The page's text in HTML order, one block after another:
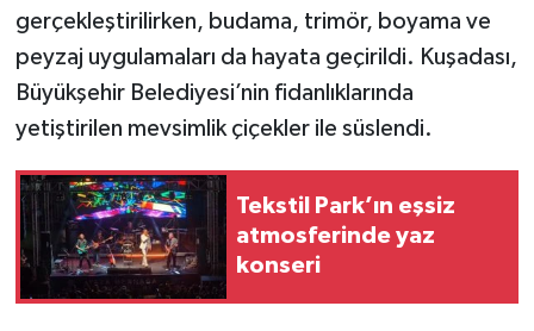
gerçekleştirilirken, budama, trimör, boyama ve
peyzaj uygulamaları da hayata geçirildi. Kuşadası,
Büyükşehir Belediyesi’nin fidanlıklarında
yetiştirilen mevsimlik çiçekler ile süslendi.
Tekstil Park’ın eşsiz
atmosferinde yaz
konseri